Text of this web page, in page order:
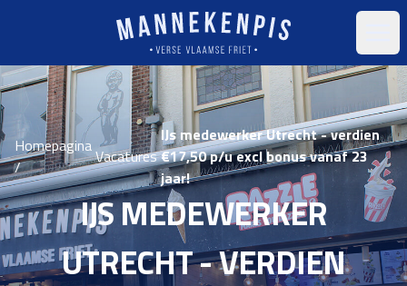
Homepagina
/
Vacatures
IJs medewerker Utrecht - verdien
€17,50 p/u excl bonus vanaf 23
jaar!
IJS MEDEWERKER
UTRECHT - VERDIEN